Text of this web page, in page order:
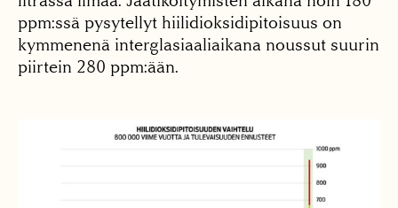
ppm:ssä pysytellyt hiilidioksidipitoisuus on
kymmenenä interglasiaaliaikana noussut suurin
piirtein 280 ppm:ään.